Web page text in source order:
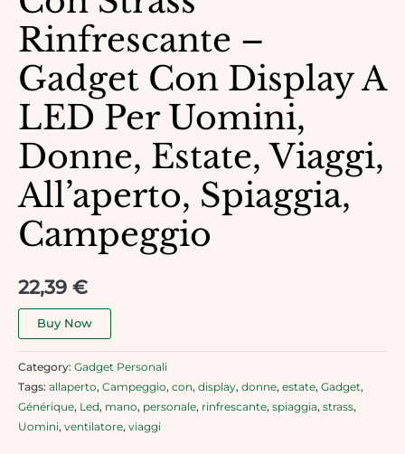
Rinfrescante –
Gadget Con Display A
LED Per Uomini,
Donne, Estate, Viaggi,
All’aperto, Spiaggia,
Campeggio
22,39 €
Buy Now
Category: Gadget Personali
Tags: allaperto, Campeggio, con, display, donne, estate, Gadget,
Générique, Led, mano, personale, rinfrescante, spiaggia, strass,
Uomini, ventilatore, viaggi